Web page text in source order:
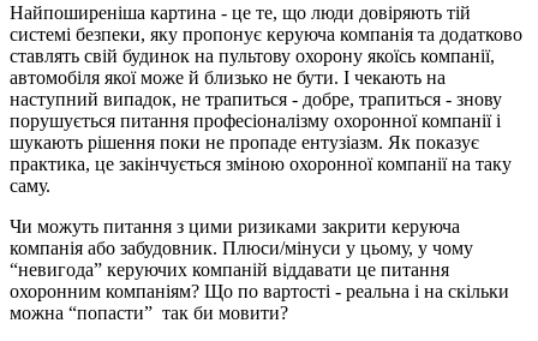
Найпоширеніша картина - це те, що люди довіряють тій
системі безпеки, яку пропонує керуюча компанія та додатково
ставлять свій будинок на пультову охорону якоїсь компанії,
автомобіля якої може й близько не бути. І чекають на
наступний випадок, не трапиться - добре, трапиться - знову
порушується питання професіоналізму охоронної компанії і
шукають рішення поки не пропаде ентузіазм. Як показує
практика, це закінчується зміною охоронної компанії на таку
саму.
Чи можуть питання з цими ризиками закрити керуюча
компанія або забудовник. Плюси/мінуси у цьому, у чому
“невигода” керуючих компаній віддавати це питання
охоронним компаніям? Що по вартості - реальна і на скільки
можна “попасти” так би мовити?